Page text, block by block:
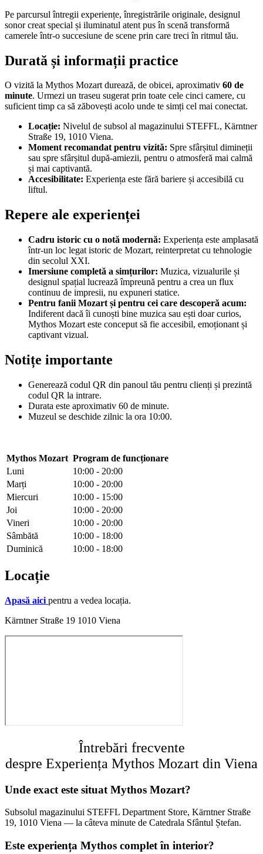
Pe parcursul întregii experiențe, înregistrările originale, designul
sonor creat special și iluminatul atent pus în scenă transformă
camerele într-o succesiune de scene prin care treci în ritmul tău.
Durată și informații practice
O vizită la Mythos Mozart durează, de obicei, aproximativ 60 de
minute. Urmezi un traseu sugerat prin toate cele cinci camere, cu
suficient timp ca să zăbovești acolo unde te simți cel mai conectat.
Locație: Nivelul de subsol al magazinului STEFFL, Kärntner
Straße 19, 1010 Viena.
Moment recomandat pentru vizită: Spre sfârșitul dimineții
sau spre sfârșitul după-amiezii, pentru o atmosferă mai calmă
și mai captivantă.
Accesibilitate: Experiența este fără bariere și accesibilă cu
liftul.
Repere ale experienței
Cadru istoric cu o notă modernă: Experiența este amplasată
într-un loc legat istoric de Mozart, reinterpretat cu tehnologie
din secolul XXI.
Imersiune completă a simțurilor: Muzica, vizualurile și
designul spațial lucrează împreună pentru a crea un flux
continuu de impresii, nu expuneri statice.
Pentru fanii Mozart și pentru cei care descoperă acum:
Indiferent dacă îi cunoști bine muzica sau ești doar curios,
Mythos Mozart este conceput să fie accesibil, emoționant și
captivant vizual.
Notițe importante
Generează codul QR din panoul tău pentru clienți și prezintă
codul QR la intrare.
Durata este aproximativ 60 de minute.
Muzeul se deschide zilnic la ora 10:00.
Mythos Mozart Program de funcționare
Luni
10:00 - 20:00
Marți
10:00 - 20:00
Miercuri
10:00 - 15:00
Joi
10:00 - 20:00
Vineri
10:00 - 20:00
Sâmbătă
10:00 - 18:00
Duminică
10:00 - 18:00
Locație
Apasă aici pentru a vedea locația.
Kärntner Straße 19 1010 Viena
Întrebări frecvente
despre Experiența Mythos Mozart din Viena
Unde exact este situat Mythos Mozart?
Subsolul magazinului STEFFL Department Store, Kärntner Straße
19, 1010 Viena — la câteva minute de Catedrala Sfântul Ștefan.
Este experiența Mythos complet în interior?